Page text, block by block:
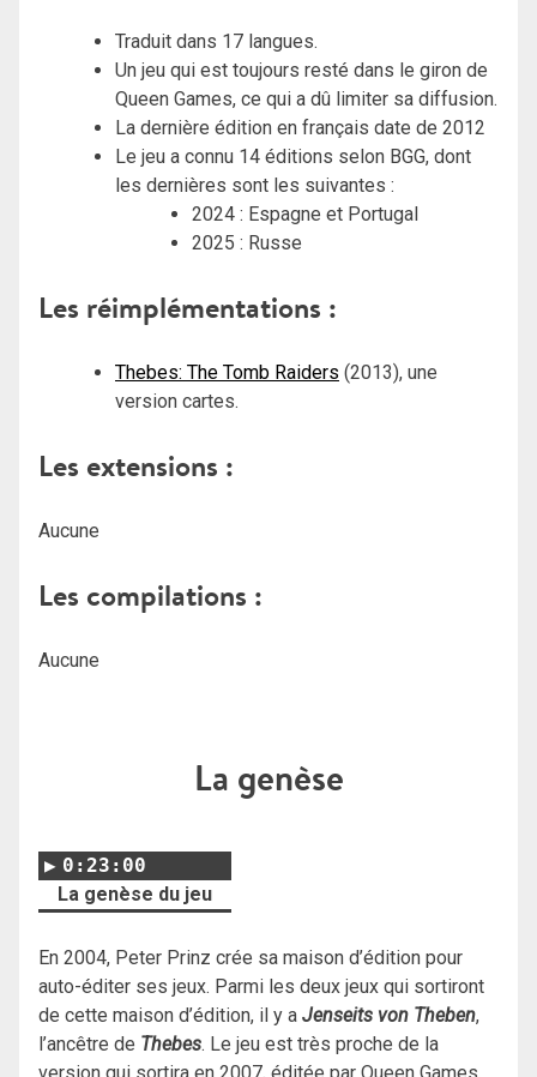
Traduit dans 17 langues.
Un jeu qui est toujours resté dans le giron de
Queen Games, ce qui a dû limiter sa diffusion.
La dernière édition en français date de 2012
Le jeu a connu 14 éditions selon BGG, dont
les dernières sont les suivantes :
2024 : Espagne et Portugal
2025 : Russe
Les réimplémentations :
Thebes: The Tomb Raiders (2013), une
version cartes.
Les extensions :
Aucune
Les compilations :
Aucune
La genèse
0:23:00
La genèse du jeu
En 2004, Peter Prinz crée sa maison d’édition pour
auto-éditer ses jeux. Parmi les deux jeux qui sortiront
de cette maison d’édition, il y a Jenseits von Theben,
l’ancêtre de Thebes. Le jeu est très proche de la